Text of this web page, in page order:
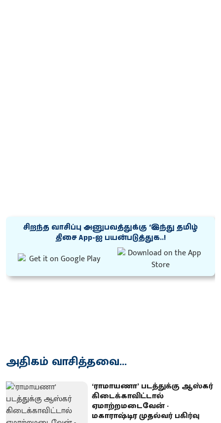
சிறந்த வாசிப்பு அனுபவத்துக்கு ‘இந்து தமிழ்
திசை App-ஐ பயன்படுத்துக..!
அதிகம் வாசித்தவை...
‘ராமாயணா’ படத்துக்கு ஆஸ்கர்
கிடைக்காவிட்டால்
ஏமாற்றமடைவேன் -
மகாராஷ்டிர முதல்வர் பகிர்வு